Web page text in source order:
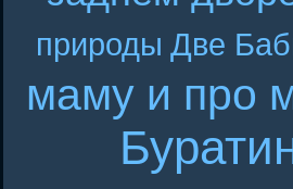
природы Две
маму и про